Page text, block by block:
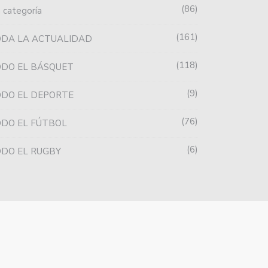
LORENZO CONFIRMÓ LOS
HOY PROSEGUIRÁ LA TERCERA
categoría 86
LA ACTUALIDAD 161
EL BÁSQUET 118
EL DEPORTE 9
EL FÚTBOL 76
EL RUGBY 6